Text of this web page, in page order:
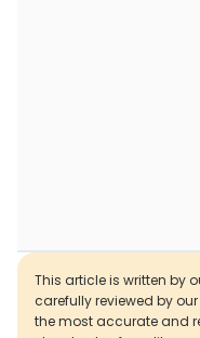
This article is written by
carefully reviewed by
the most accurate and